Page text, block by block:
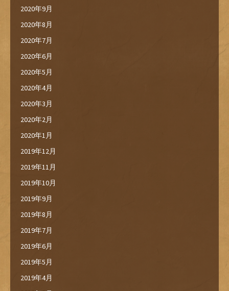
2020年9月
2020年8月
2020年7月
2020年6月
2020年5月
2020年4月
2020年3月
2020年2月
2020年1月
2019年12月
2019年11月
2019年10月
2019年9月
2019年8月
2019年7月
2019年6月
2019年5月
2019年4月